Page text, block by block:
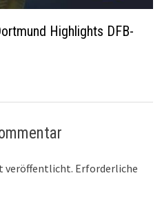
Highlights DFB-
veröffentlicht. Erforderliche